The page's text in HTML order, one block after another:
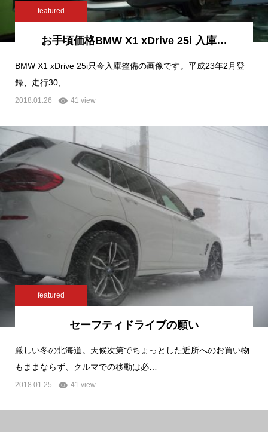
featured
お手頃価格BMW X1 xDrive 25i 入庫…
BMW X1 xDrive 25i只今入庫整備の画像です。平成23年2月登
録、走行30,…
2018.01.26 41 view
featured
セーフティドライブの願い
厳しい冬の北海道。天候次第でちょっとした近所へのお買い物
もままならず、クルマでの移動は必…
2018.01.25 41 view